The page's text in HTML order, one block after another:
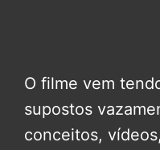
O filme vem
supostos
conceitos,